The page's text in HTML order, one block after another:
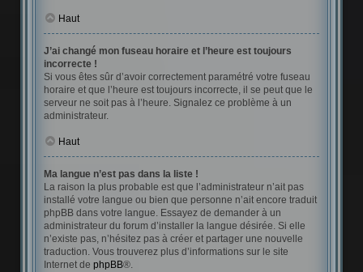
Haut
J’ai changé mon fuseau horaire et l’heure est toujours
incorrecte !
Si vous êtes sûr d’avoir correctement paramétré votre fuseau
horaire et que l’heure est toujours incorrecte, il se peut que le
serveur ne soit pas à l’heure. Signalez ce problème à un
administrateur.
Haut
Ma langue n’est pas dans la liste !
La raison la plus probable est que l’administrateur n’ait pas
installé votre langue ou bien que personne n’ait encore traduit
phpBB dans votre langue. Essayez de demander à un
administrateur du forum d’installer la langue désirée. Si elle
n’existe pas, n’hésitez pas à créer et partager une nouvelle
traduction. Vous trouverez plus d’informations sur le site
Internet de phpBB®.